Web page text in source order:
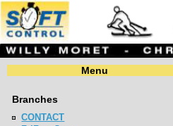
Menu
Branches
CONTACT